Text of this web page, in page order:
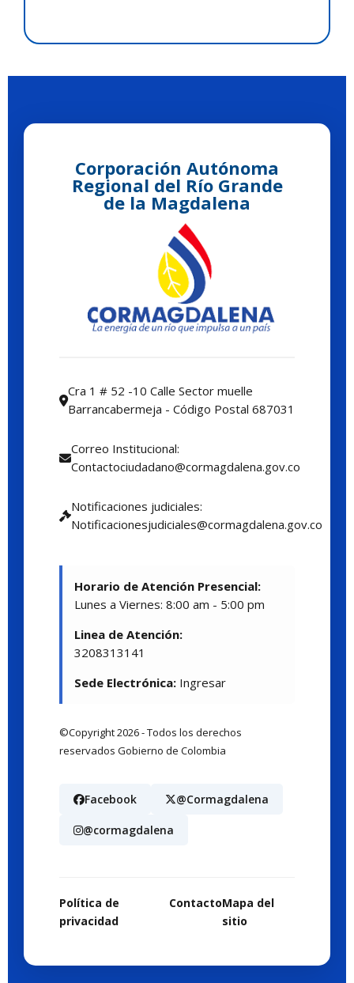
Corporación Autónoma
Regional del Río Grande
de la Magdalena
Cra 1 # 52 -10 Calle Sector muelle
Barrancabermeja - Código Postal 687031
Correo Institucional:
Contactociudadano@cormagdalena.gov.co
Notificaciones judiciales:
Notificacionesjudiciales@cormagdalena.gov.co
Horario de Atención Presencial:
Lunes a Viernes: 8:00 am - 5:00 pm
Linea de Atención:
3208313141
Sede Electrónica: Ingresar
©Copyright 2026 - Todos los derechos
reservados Gobierno de Colombia
Facebook @Cormagdalena
@cormagdalena
Política de
privacidad
ContactoMapa del
sitio